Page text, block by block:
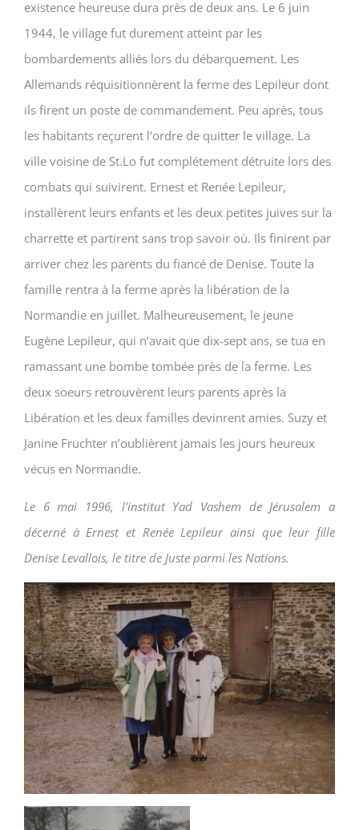
existence heureuse dura près de deux ans. Le 6 juin
1944, le village fut durement atteint par les
bombardements alliés lors du débarquement. Les
Allemands réquisitionnèrent la ferme des Lepileur dont
ils firent un poste de commandement. Peu après, tous
les habitants reçurent l’ordre de quitter le village. La
ville voisine de St.Lo fut complétement détruite lors des
combats qui suivirent. Ernest et Renée Lepileur,
installèrent leurs enfants et les deux petites juives sur la
charrette et partirent sans trop savoir où. Ils finirent par
arriver chez les parents du fiancé de Denise. Toute la
famille rentra à la ferme après la libération de la
Normandie en juillet. Malheureusement, le jeune
Eugène Lepileur, qui n’avait que dix-sept ans, se tua en
ramassant une bombe tombée près de la ferme. Les
deux soeurs retrouvèrent leurs parents après la
Libération et les deux familles devinrent amies. Suzy et
Janine Fruchter n’oublièrent jamais les jours heureux
vécus en Normandie.
Le 6 mai 1996, l’institut Yad Vashem de Jérusalem a
décerné à Ernest et Renée Lepileur ainsi que leur fille
Denise Levallois, le titre de Juste parmi les Nations.